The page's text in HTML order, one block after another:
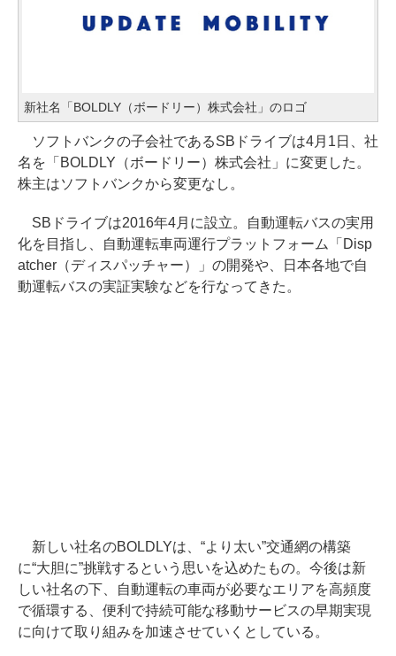
新社名「BOLDLY（ボードリー）株式会社」のロゴ
ソフトバンクの子会社であるSBドライブは4月1日、社
名を「BOLDLY（ボードリー）株式会社」に変更した。
株主はソフトバンクから変更なし。
SBドライブは2016年4月に設立。自動運転バスの実用
化を目指し、自動運転車両運行プラットフォーム「Disp
atcher（ディスパッチャー）」の開発や、日本各地で自
動運転バスの実証実験などを行なってきた。
新しい社名のBOLDLYは、“より太い”交通網の構築
に“大胆に”挑戦するという思いを込めたもの。今後は新
しい社名の下、自動運転の車両が必要なエリアを高頻度
で循環する、便利で持続可能な移動サービスの早期実現
に向けて取り組みを加速させていくとしている。